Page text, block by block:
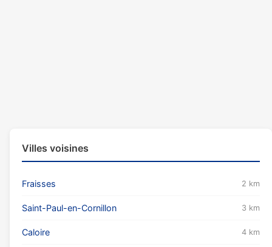
Villes voisines
Fraisses 2 km
Saint-Paul-en-Cornillon 3 km
Caloire 4 km